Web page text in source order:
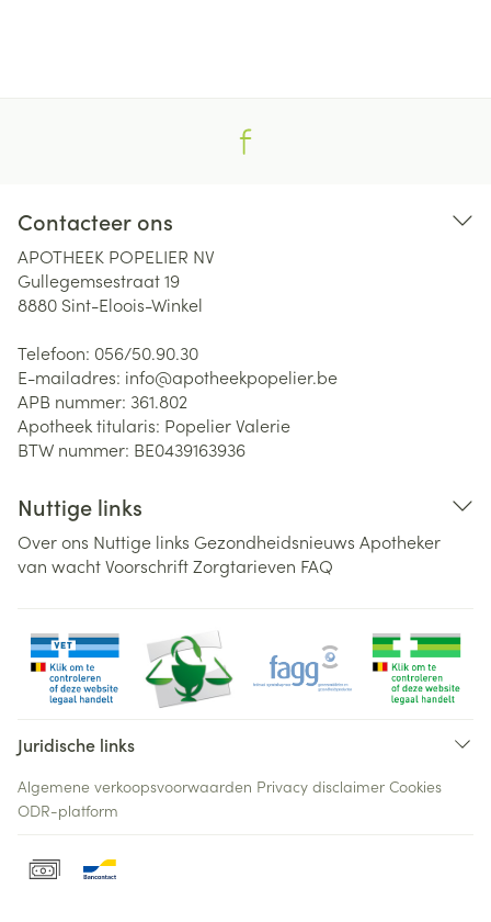
Contacteer ons
APOTHEEK POPELIER NV
Gullegemsestraat 19
8880 Sint-Eloois-Winkel
Telefoon: 056/50.90.30
E-mailadres: info@apotheekpopelier.be
APB nummer: 361.802
Apotheek titularis: Popelier Valerie
BTW nummer: BE0439163936
Nuttige links
Over ons Nuttige links Gezondheidsnieuws Apotheker
van wachtVoorschriftZorgtarieven FAQ
Juridische links
Algemene verkoopsvoorwaarden Privacy disclaimer Cookies
ODR-platform